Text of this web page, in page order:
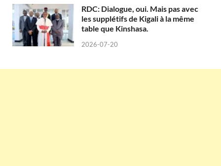
RDC: Dialogue, oui. Mais pas avec
les supplétifs de Kigali à la même
table que Kinshasa.
2026-07-20